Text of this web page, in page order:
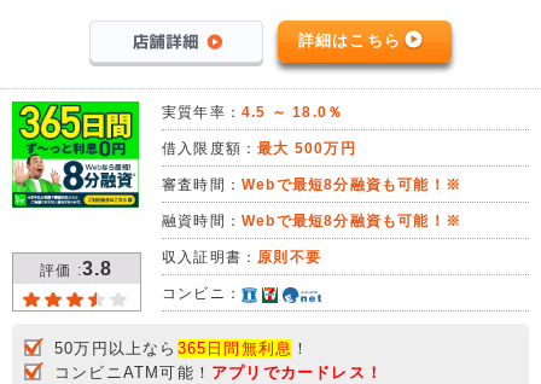
詳細はこちら
評価 :3.8
実質年率： 4.5 ～ 18.0％
借入限度額：最大 500万円
審査時間： Webで最短8分融資も可能！※
融資時間： Webで最短8分融資も可能！※
収入証明書： 原則不要
コンビニ：
50万円以上なら 365日間無利息 ！
コンビニATM可能！ アプリでカードレス！